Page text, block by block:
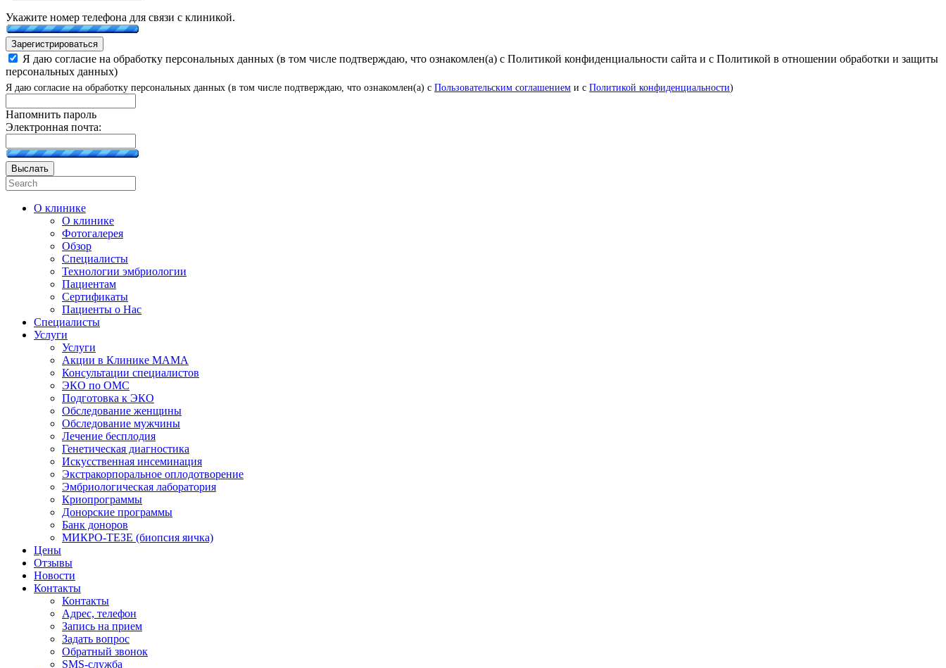
Укажите номер телефона для связи с клиникой.
Зарегистрироваться
Я даю согласие на обработку персональных данных (в том числе подтверждаю, что ознакомлен(а) с Политикой конфиденциальности сайта и с Политикой в отношении обработки и защиты
персональных данных)
Я даю согласие на обработку персональных данных (в том числе подтверждаю, что ознакомлен(а) с Пользовательским соглашением и с Политикой конфиденциальности)
Напомнить пароль
Электронная почта:
Выслать
О клинике
О клинике
Фотогалерея
Обзор
Специалисты
Технологии эмбриологии
Пациентам
Сертификаты
Пациенты о Нас
Специалисты
Услуги
Услуги
Акции в Клинике МАМА
Консультации специалистов
ЭКО по ОМС
Подготовка к ЭКО
Обследование женщины
Обследование мужчины
Лечение бесплодия
Генетическая диагностика
Искусственная инсеминация
Экстракорпоральное оплодотворение
Эмбриологическая лаборатория
Криопрограммы
Донорские программы
Банк доноров
МИКРО-ТЕЗЕ (биопсия яичка)
Цены
Отзывы
Новости
Контакты
Контакты
Адрес, телефон
Запись на прием
Задать вопрос
Обратный звонок
SMS-служба